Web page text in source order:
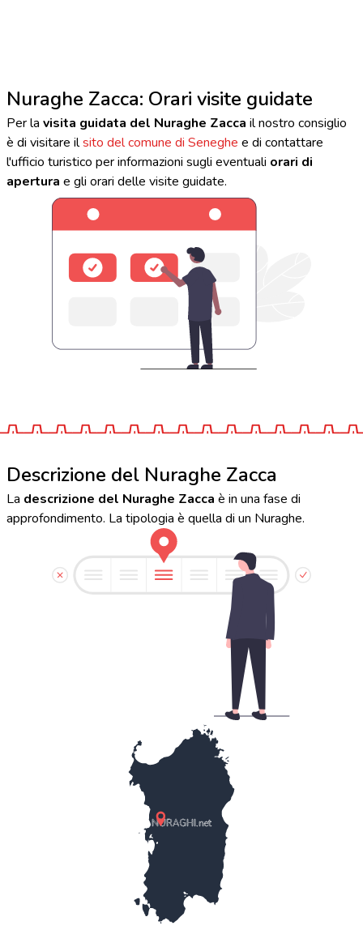
Nuraghe Zacca: Orari visite guidate
Per la visita guidata del Nuraghe Zacca il nostro consiglio
è di visitare ilsito del comune di Seneghe e di contattare
l'ufficio turistico per informazioni sugli eventuali orari di
apertura e gli orari delle visite guidate.
Descrizione del Nuraghe Zacca
La descrizione del Nuraghe Zacca è in una fase di
approfondimento. La tipologia è quella di un Nuraghe.
NURAGHI.net